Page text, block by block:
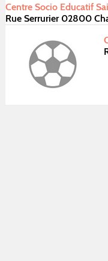
Centre Socio Educatif
Rue Serrurier 02800